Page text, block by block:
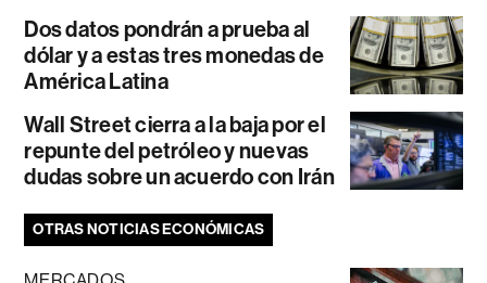
Dos datos pondrán a prueba al
dólar y a estas tres monedas de
América Latina
Wall Street cierra a la baja por el
repunte del petróleo y nuevas
dudas sobre un acuerdo con Irán
OTRAS NOTICIAS ECONÓMICAS